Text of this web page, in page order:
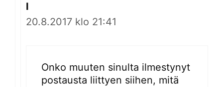
I
20.8.2017 klo 21:41
Onko muuten sinulta ilmestynyt
postausta liittyen siihen, mitä